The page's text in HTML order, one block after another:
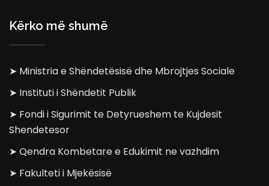
Kërko më shumë
➤ Ministria e Shëndetësisë dhe Mbrojtjes Sociale
➤ Instituti i Shëndetit Publik
➤ Fondi i Sigurimit te Detyrueshem te Kujdesit
Shendetesor
➤ Qendra Kombetare e Edukimit ne vazhdim
➤ Fakulteti i Mjekësisë